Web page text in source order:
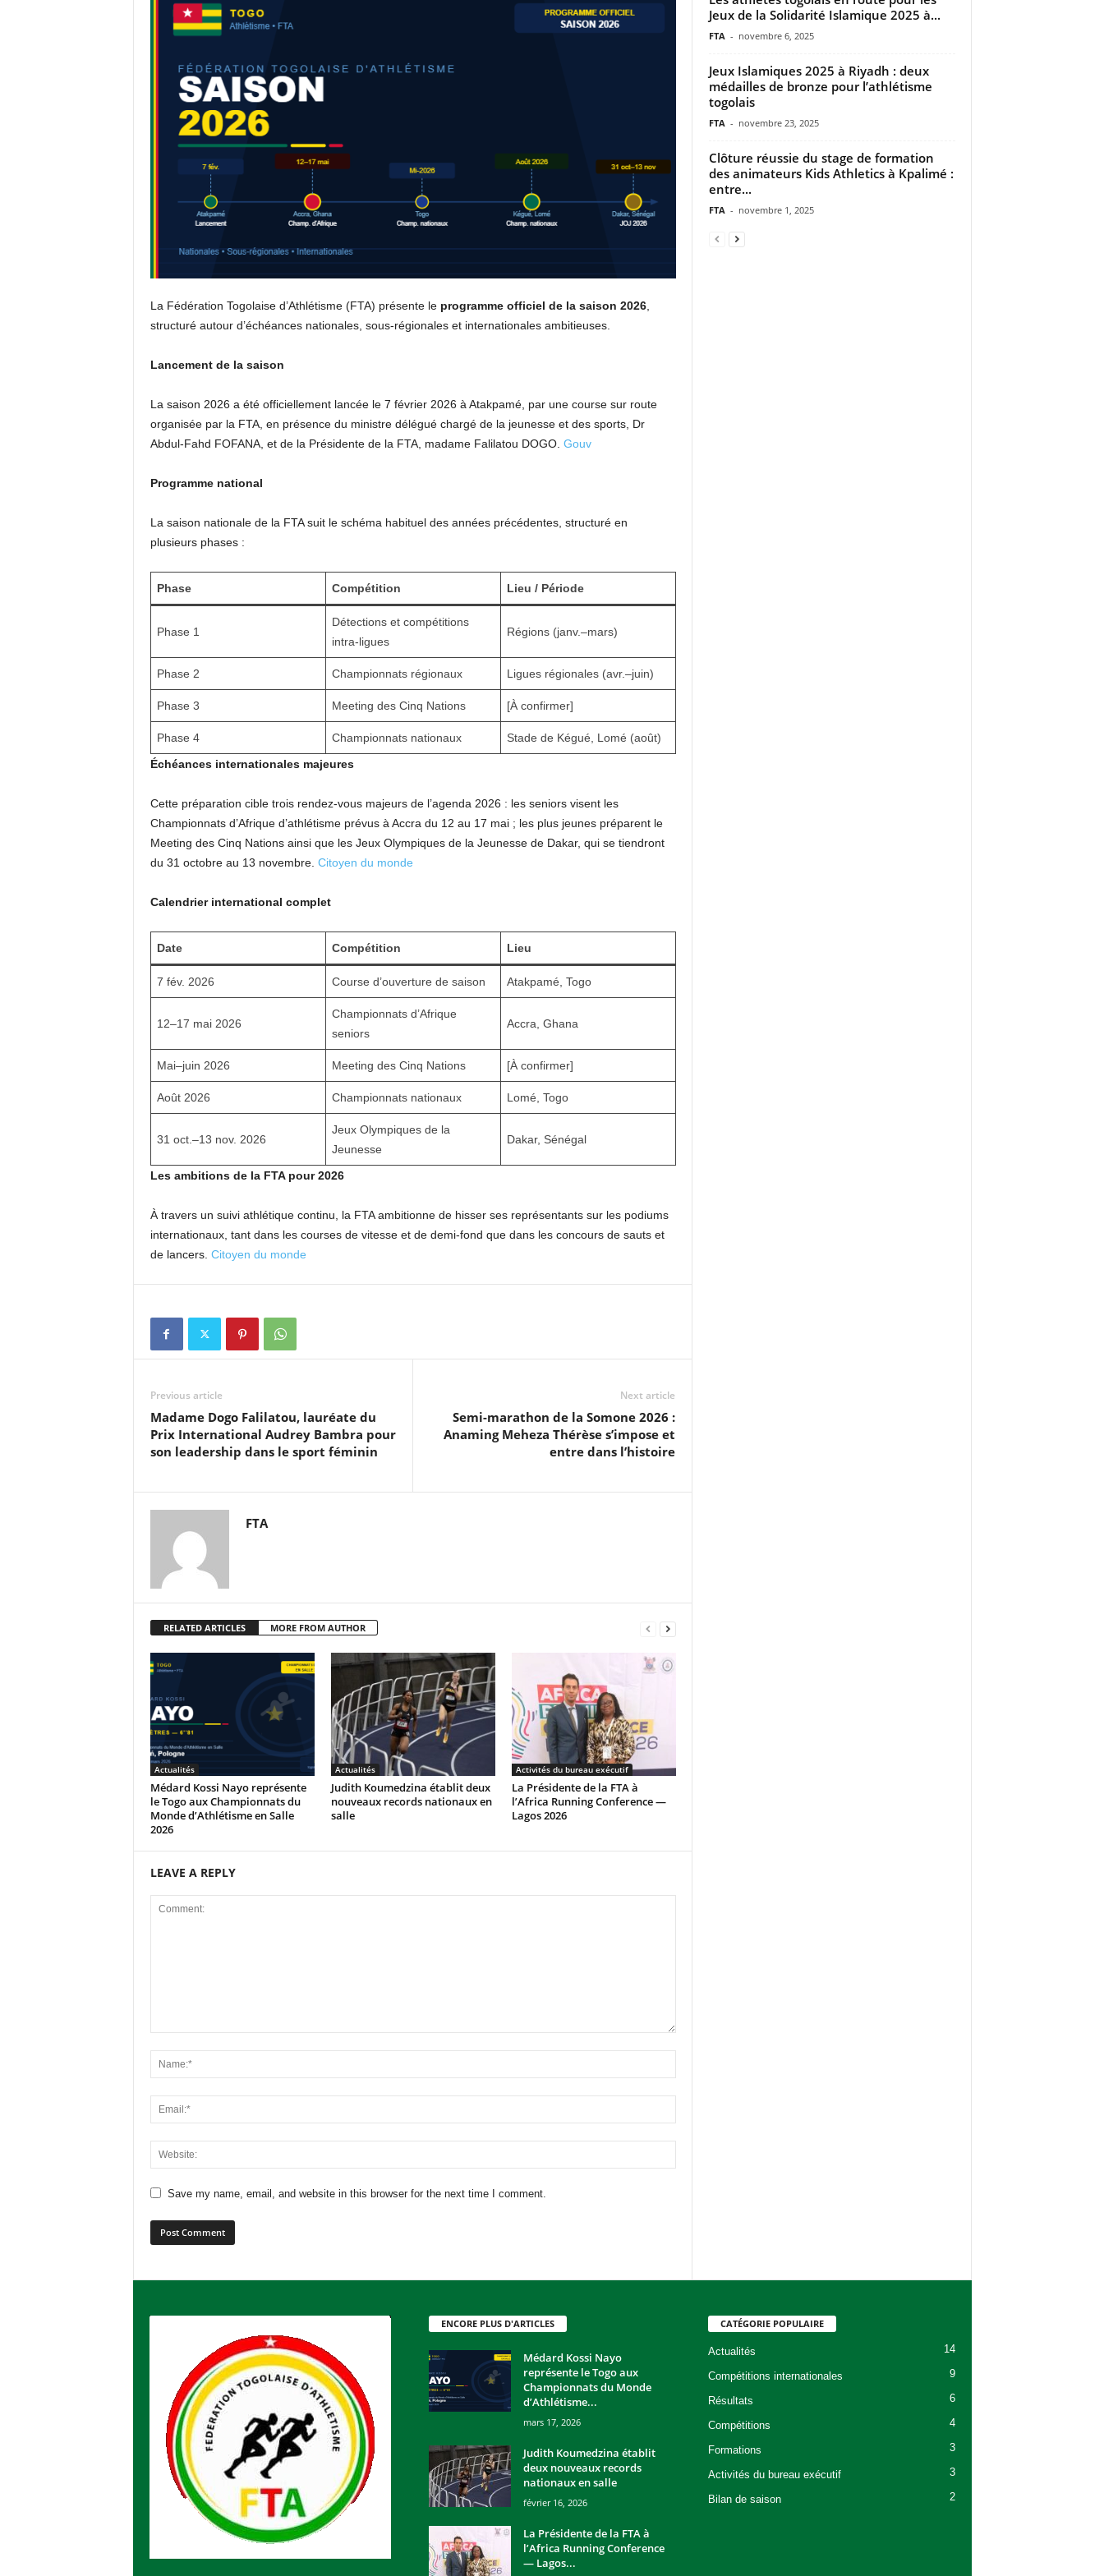
La Fédération Togolaise d’Athlétisme (FTA) présente le programme officiel de la saison 2026,
structuré autour d’échéances nationales, sous-régionales et internationales ambitieuses.
Lancement de la saison
La saison 2026 a été officiellement lancée le 7 février 2026 à Atakpamé, par une course sur route
organisée par la FTA, en présence du ministre délégué chargé de la jeunesse et des sports, Dr
Abdul-Fahd FOFANA, et de la Présidente de la FTA, madame Falilatou DOGO. Gouv
Programme national
La saison nationale de la FTA suit le schéma habituel des années précédentes, structuré en
plusieurs phases :
Phase Compétition Lieu / Période
Phase 1
Détections et compétitions
intra-ligues
Régions (janv.–mars)
Phase 2 Championnats régionaux Ligues régionales (avr.–juin)
Phase 3 Meeting des Cinq Nations [À confirmer]
Phase 4 Championnats nationaux
Stade de Kégué, Lomé (août)
Échéances internationales majeures
Cette préparation cible trois rendez-vous majeurs de l’agenda 2026 : les seniors visent les
Championnats d’Afrique d’athlétisme prévus à Accra du 12 au 17 mai ; les plus jeunes préparent le
Meeting des Cinq Nations ainsi que les Jeux Olympiques de la Jeunesse de Dakar, qui se tiendront
du 31 octobre au 13 novembre. Citoyen du monde
Calendrier international complet
Date Compétition Lieu
7 fév. 2026 Course d’ouverture de saison Atakpamé, Togo
12–17 mai 2026
Championnats d’Afrique
seniors
Accra, Ghana
Mai–juin 2026 Meeting des Cinq Nations [À confirmer]
Août 2026 Championnats nationaux Lomé, Togo
31 oct.–13 nov. 2026
Jeux Olympiques de la
Jeunesse
Dakar, Sénégal
Les ambitions de la FTA pour 2026
À travers un suivi athlétique continu, la FTA ambitionne de hisser ses représentants sur les podiums
internationaux, tant dans les courses de vitesse et de demi-fond que dans les concours de sauts et
de lancers. Citoyen du monde
Previous article
Madame Dogo Falilatou, lauréate du
Prix International Audrey Bambra pour
son leadership dans le sport féminin
Next article
Semi-marathon de la Somone 2026 :
Anaming Meheza Thérèse s’impose et
entre dans l’histoire
FTA
RELATED ARTICLES MORE FROM AUTHOR
Actualités
Médard Kossi Nayo représente
le Togo aux Championnats du
Monde d’Athlétisme en Salle
2026
Actualités
Judith Koumedzina établit deux
nouveaux records nationaux en
salle
Activités du bureau exécutif
La Présidente de la FTA à
l’Africa Running Conference —
Lagos 2026
LEAVE A REPLY
Save my name, email, and website in this browser for the next time I comment.
Jeux de la Solidarité Islamique 2025 à...
FTA - novembre 6, 2025
Jeux Islamiques 2025 à Riyadh : deux
médailles de bronze pour l’athlétisme
togolais
FTA - novembre 23, 2025
Clôture réussie du stage de formation
des animateurs Kids Athletics à Kpalimé :
entre...
FTA - novembre 1, 2025
ENCORE PLUS D'ARTICLES
Médard Kossi Nayo
représente le Togo aux
Championnats du Monde
d’Athlétisme...
mars 17, 2026
Judith Koumedzina établit
deux nouveaux records
nationaux en salle
février 16, 2026
La Présidente de la FTA à
l’Africa Running Conference
— Lagos...
CATÉGORIE POPULAIRE
Actualités 14
Compétitions internationales 9
Résultats 6
Compétitions 4
Formations 3
Activités du bureau exécutif 3
Bilan de saison 2